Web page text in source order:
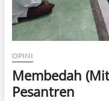
OPINI
Membedah
Pesantren